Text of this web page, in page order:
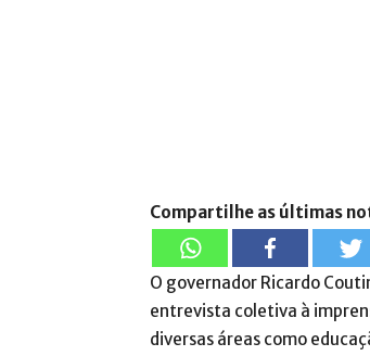
Compartilhe as últimas
O governador Ricardo
entrevista coletiva à
diversas áreas como